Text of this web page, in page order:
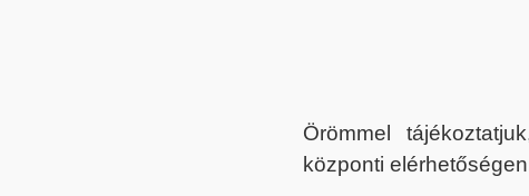
Örömmel
központi